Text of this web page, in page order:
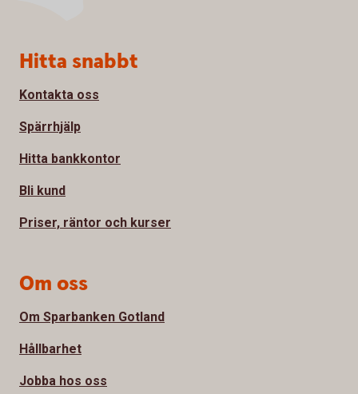
Sidfot
Hitta snabbt
Kontakta oss
Spärrhjälp
Hitta bankkontor
Bli kund
Priser, räntor och kurser
Om oss
Om Sparbanken Gotland
Hållbarhet
Jobba hos oss